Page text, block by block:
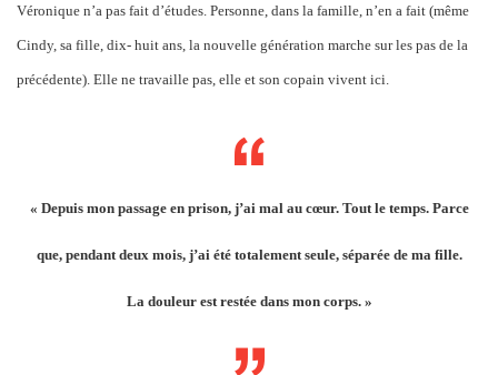
Véronique n’a pas fait d’études. Personne, dans la famille, n’en a fait (même
Cindy, sa fille, dix- huit ans, la nouvelle génération marche sur les pas de la
précédente). Elle ne travaille pas, elle et son copain vivent ici.
« Depuis mon passage en prison, j’ai mal au cœur. Tout le temps. Parce
que, pendant deux mois, j’ai été totalement seule, séparée de ma fille.
La douleur est restée dans mon corps. »